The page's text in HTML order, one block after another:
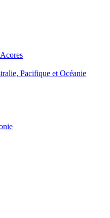
Pacifique et Océanie